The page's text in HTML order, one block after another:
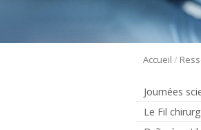
Accueil /
Journées
Le Fil